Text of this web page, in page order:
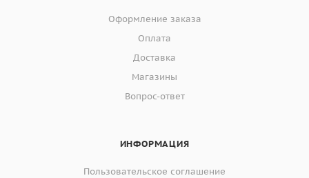
Оформление заказа
Оплата
Доставка
Магазины
Вопрос-ответ
ИНФОРМАЦИЯ
Пользовательское соглашение